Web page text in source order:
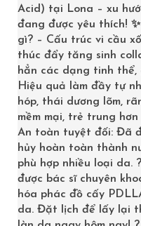
Cơ chế tác
Công nghệ laser
tạo collagen và
mụn, các tế
các vết
Các thành
Retinol và
biểu bì, giúp
và tăng
Không xâm lấn:
Acid) tại Lona – xu
đang được yêu thích!
gì? – Cấu trúc vi cầu
thúc đẩy tăng sinh
hẳn các dạng tinh
Hiệu quả làm đầy tự
hóp, thái dương lõm,
mềm mại, trẻ trung
An toàn tuyệt đối: Đã
hủy hoàn toàn thành
phù hợp nhiều loại da.
được bác sĩ chuyên
hóa phác đồ cấy
da. Đặt lịch để lấy lại